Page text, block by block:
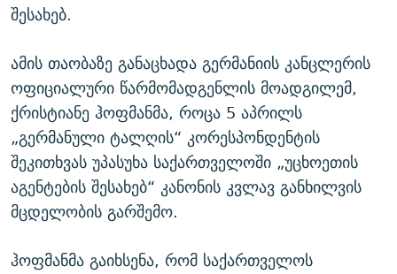
შესახებ.
ამის თაობაზე განაცხადა გერმანიის კანცლერის
ოფიციალური წარმომადგენლის მოადგილემ,
ქრისტიანე ჰოფმანმა, როცა 5 აპრილს
„გერმანული ტალღის“ კორესპონდენტის
შეკითხვას უპასუხა საქართველოში „უცხოეთის
აგენტების შესახებ“ კანონის კვლავ განხილვის
მცდელობის გარშემო.
ჰოფმანმა გაიხსენა, რომ საქართველოს